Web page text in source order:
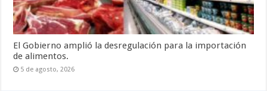
El Gobierno amplió la desregulación para la importación
de alimentos.
5 de agosto, 2026